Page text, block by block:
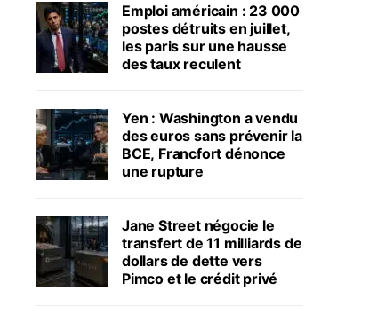
Emploi américain : 23 000
postes détruits en juillet,
les paris sur une hausse
des taux reculent
Yen : Washington a vendu
des euros sans prévenir la
BCE, Francfort dénonce
une rupture
Jane Street négocie le
transfert de 11 milliards de
dollars de dette vers
Pimco et le crédit privé